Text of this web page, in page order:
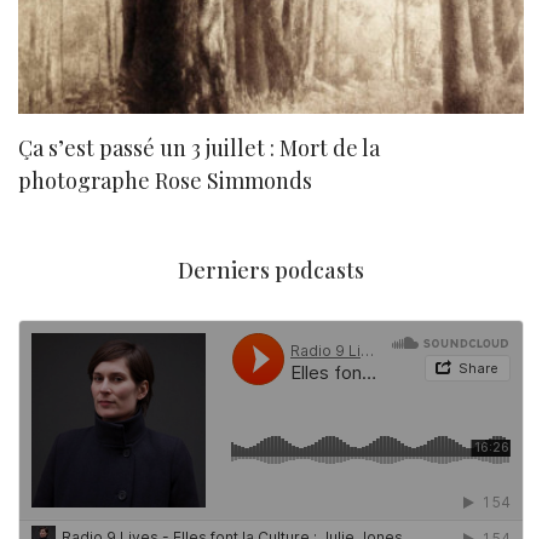
Ça s’est passé un 3 juillet : Mort de la
photographe Rose Simmonds
Derniers podcasts